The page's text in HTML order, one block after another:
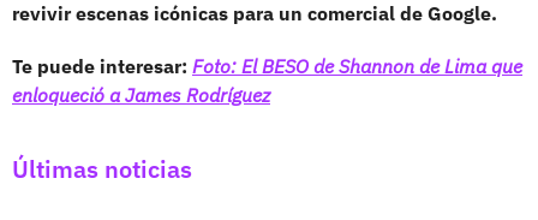
revivir escenas icónicas para un comercial de Google.
Te puede interesar: Foto: El BESO de Shannon de Lima que
enloqueció a James Rodríguez
Últimas noticias